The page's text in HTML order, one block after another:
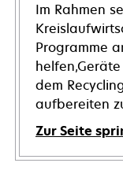
Im Rahmen
Programme
dem
aufbereiten
Zur Seite